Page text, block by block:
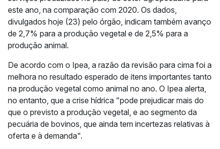
este ano, na comparação com 2020. Os dados,
divulgados hoje (23) pelo órgão, indicam também avanço
de 2,7% para a produção vegetal e de 2,5% para a
produção animal.
De acordo com o Ipea, a razão da revisão para cima foi a
melhora no resultado esperado de itens importantes tanto
na produção vegetal como animal no ano. O Ipea alerta,
no entanto, que a crise hídrica "pode prejudicar mais do
que o previsto a produção vegetal, e ao segmento da
pecuária de bovinos, que ainda tem incertezas relativas à
oferta e à demanda".